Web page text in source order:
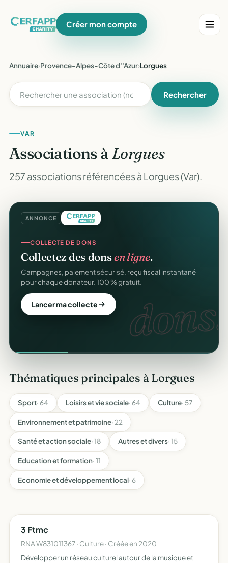
Créer mon compte
Annuaire›Provence-Alpes-Côte d''Azur›Lorgues
Rechercher
VAR
Associations àLorgues
257 associations référencées à Lorgues (Var).
ANNONCE
dons.
COLLECTE DE DONS
Collectez des donsen ligne.
Campagnes, paiement sécurisé, reçu fiscal instantané
pour chaque donateur. 100 % gratuit.
Lancer ma collecte
Thématiques principales à Lorgues
Sport· 64 Loisirs et vie sociale· 64 Culture· 57
Environnement et patrimoine· 22
Santé et action sociale· 18 Autres et divers· 15
Education et formation· 11
Economie et développement local· 6
3 Ftmc
RNA W831011367 · Culture · Créée en 2020
Développer un réseau culturel autour de la musique et